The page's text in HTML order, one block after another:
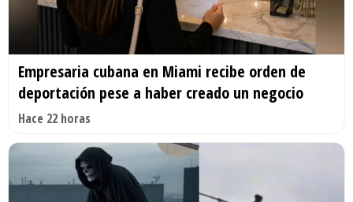
Empresaria cubana en Miami recibe orden de
deportación pese a haber creado un negocio
Hace 22 horas